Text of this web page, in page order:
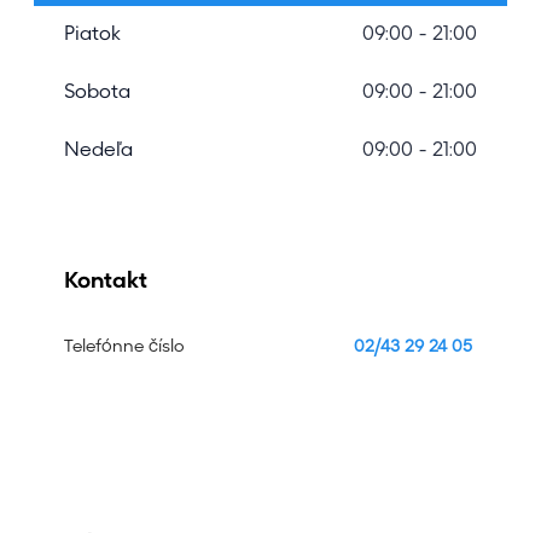
Piatok 09:00 - 21:00
Sobota 09:00 - 21:00
Nedeľa 09:00 - 21:00
Kontakt
Telefónne číslo 02/43 29 24 05